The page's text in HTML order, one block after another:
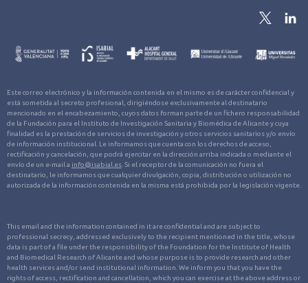
Este correo electrónico y la información contenida en el mismo es de carácter confidencial y
está sometida al secreto profesional, dirigiéndose exclusivamente al destinatario
mencionado en el encabezamiento, cuyos datos forman parte de un fichero responsabilidad
de la Fundación para el Instituto de Investigación Sanitaria y Biomédica de Alicante y cuya
finalidad es la prestación de servicios de investigación y otros servicios sanitarios y/o envío
de información institucional. Le informamos que cuenta con los derechos de acceso,
rectificación y cancelación, que podrá ejercitar en la dirección arriba indicada o mediante el
envío de un e-mail a info@isabial.es . Si el receptor de la comunicación no fuera el
destinatario, le informamos que cualquier divulgación, copia, distribución o utilización no
autorizada de la información contenida en la misma está prohibida por la legislación vigente.
This email and the information contained in it are confidential and are subject to
professional secrecy, addressed exclusively to the recipient mentioned in the title, whose
data is part of a file under the responsibility of the Foundation for the Institute of Health
and Biomedical Research of Alicante and whose purpose is to provide research and other
health services and/or send institutional information. We inform you that you have the
rights of access, rectification and cancellation, which you can exercise at the above address or